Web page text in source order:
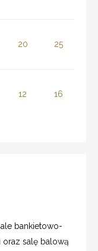
20 25
12 16
bankietowo-
oraz salę balową